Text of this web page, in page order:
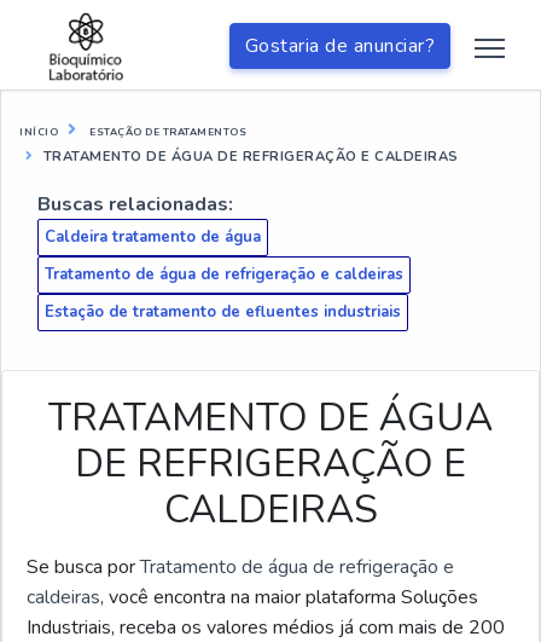
Gostaria de anunciar?
INÍCIO ESTAÇÃO DE TRATAMENTOS
TRATAMENTO DE ÁGUA DE REFRIGERAÇÃO E CALDEIRAS
Buscas relacionadas:
Caldeira tratamento de água
Tratamento de água de refrigeração e caldeiras
Estação de tratamento de efluentes industriais
TRATAMENTO DE ÁGUA
DE REFRIGERAÇÃO E
CALDEIRAS
Se busca porTratamento de água de refrigeração e
caldeiras, você encontra na maior plataforma Soluções
Industriais, receba os valores médios já com mais de 200